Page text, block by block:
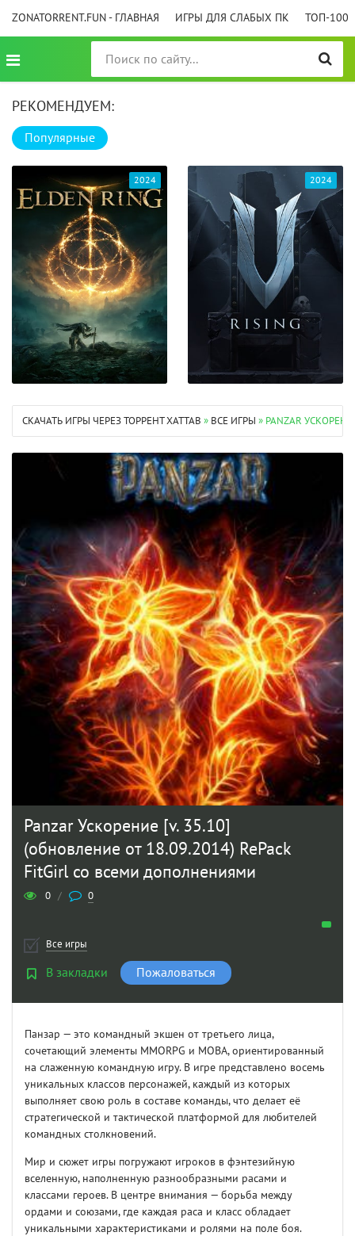
ZONATORRENT.FUN - ГЛАВНАЯ ИГРЫ ДЛЯ СЛАБЫХ ПК ТОП-100
РЕКОМЕНДУЕМ:
Популярные
2024 2024
СКАЧАТЬ ИГРЫ ЧЕРЕЗ ТОРРЕНТ XATTAB » ВСЕ ИГРЫ » PANZAR
Panzar Ускорение [v. 35.10]
(обновление от 18.09.2014) RePack
FitGirl со всеми дополнениями
0 / 0
Все игры
В закладки Пожаловаться
Панзар — это командный экшен от третьего лица,
сочетающий элементы MMORPG и MOBA, ориентированный
на слаженную командную игру. В игре представлено восемь
уникальных классов персонажей, каждый из которых
выполняет свою роль в составе команды, что делает её
стратегической и тактической платформой для любителей
командных столкновений.
Мир и сюжет игры погружают игроков в фэнтезийную
вселенную, наполненную разнообразными расами и
классами героев. В центре внимания — борьба между
ордами и союзами, где каждая раса и класс обладает
уникальными характеристиками и ролями на поле боя.